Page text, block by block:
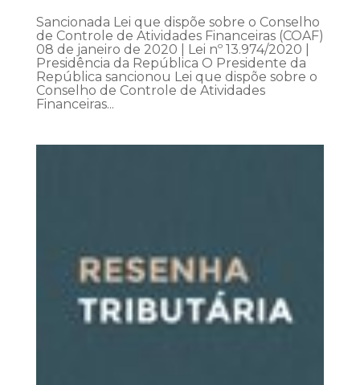
Sancionada Lei que dispõe sobre o Conselho
de Controle de Atividades Financeiras (COAF)
08 de janeiro de 2020 | Lei nº 13.974/2020 |
Presidência da República O Presidente da
República sancionou Lei que dispõe sobre o
Conselho de Controle de Atividades
Financeiras...